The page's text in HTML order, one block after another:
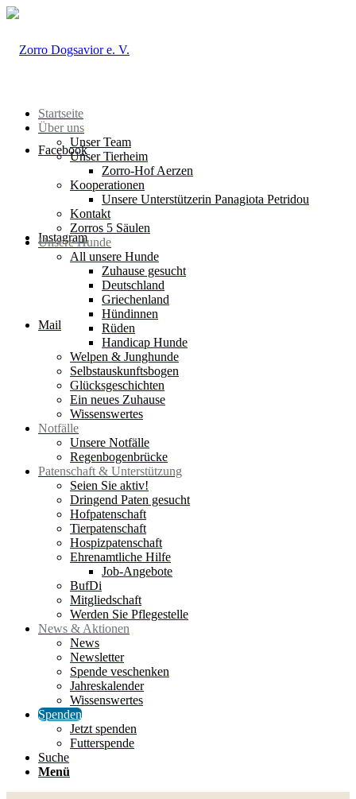
Facebook
Instagram
Mail
Startseite
Über uns
Unser Team
Unser Tierheim
Zorro-Hof Aerzen
Kooperationen
Unsere Unterstützerin Panagiota Petridou
Kontakt
Zorros 5 Säulen
Unsere Hunde
All unsere Hunde
Zuhause gesucht
Deutschland
Griechenland
Hündinnen
Rüden
Handicap Hunde
Welpen & Junghunde
Selbstauskunftsbogen
Glücksgeschichten
Ein neues Zuhause
Wissenswertes
Notfälle
Unsere Notfälle
Regenbogenbrücke
Patenschaft & Unterstützung
Seien Sie aktiv!
Dringend Paten gesucht
Hofpatenschaft
Tierpatenschaft
Hospizpatenschaft
Ehrenamtliche Hilfe
Job-Angebote
BufDi
Mitgliedschaft
Werden Sie Pflegestelle
News & Aktionen
News
Newsletter
Spende veschenken
Jahreskalender
Wissenswertes
Spenden
Jetzt spenden
Futterspende
Suche
Menü